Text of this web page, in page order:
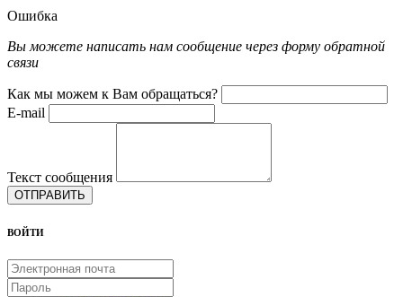
Ошибка
Вы можете написать нам сообщение через форму обратной
связи
Как мы можем к Вам обращаться?
E-mail
Текст сообщения
ОТПРАВИТЬ
ВОЙТИ